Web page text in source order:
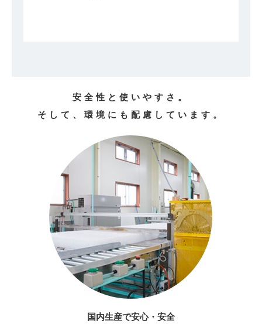
安全性と使いやすさ。
そして、環境にも配慮しています。
国内生産で安心・安全